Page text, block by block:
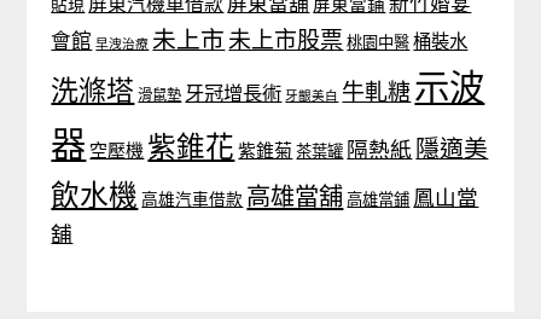
會館 早洩治療 未上市 未上市股票 桃園中醫 桶裝水
洗滌塔 滑鼠墊 牙冠增長術 牙齦美白 牛軋糖示波
器 空壓機 紫錐花 紫錐菊 茶葉罐 隔熱紙 隱適美
飲水機 高雄汽車借款 高雄當舖 高雄當鋪 鳳山當
舖